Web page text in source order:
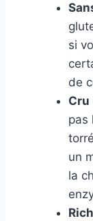
si
de
Cru
pas
un
la